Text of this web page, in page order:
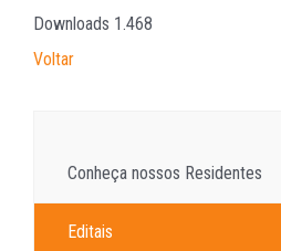
Downloads 1.468
Voltar
Conheça nossos Residentes
Editais